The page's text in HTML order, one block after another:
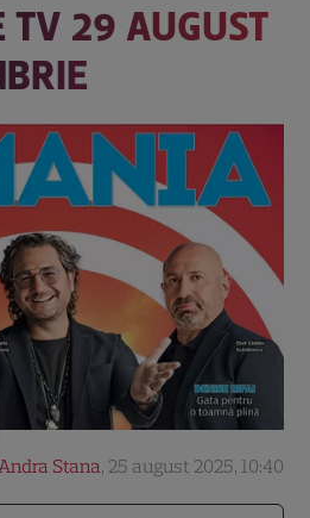
TV 29 AUGUST
Stana, 25 august 2025, 10:40